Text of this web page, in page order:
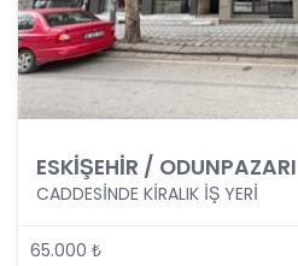
1. Kişisel Verilerin Tespiti
KVKK uyarınca, kişisel veri
belirlenebilir gerçek kişiye
ad, soyad, doğum yeri,
tanınmasını ve teşhisini
kültürel, ekonomik, psikolojik
ESKİŞEHİR / ODUNPAZARI
CADDESİNDE KİRALIK İŞ YERİ
65.000 ₺